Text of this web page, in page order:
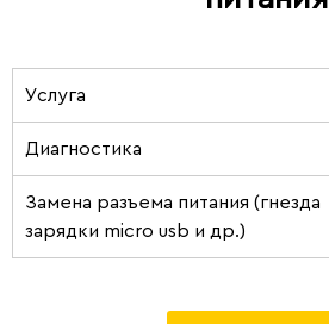
Услуга
Диагностика
Замена разъема питания (гнезда
зарядки micro usb и др.)